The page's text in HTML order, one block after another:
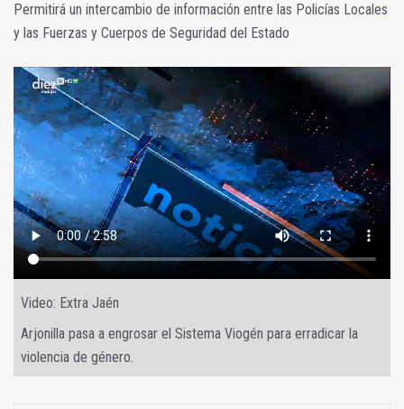
Permitirá un intercambio de información entre las Policías Locales
y las Fuerzas y Cuerpos de Seguridad del Estado
Video: Extra Jaén
Arjonilla pasa a engrosar el Sistema Viogén para erradicar la
violencia de género.